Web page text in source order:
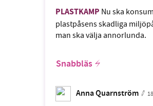
PLASTKAMP Nu ska
plastpåsens skadliga
man ska välja annorlunda.
Snabbläs
Anna Quarnström